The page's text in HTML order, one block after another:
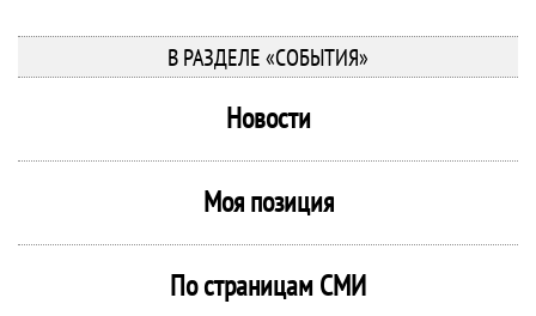
В РАЗДЕЛЕ «СОБЫТИЯ»
Новости
Моя позиция
По страницам СМИ